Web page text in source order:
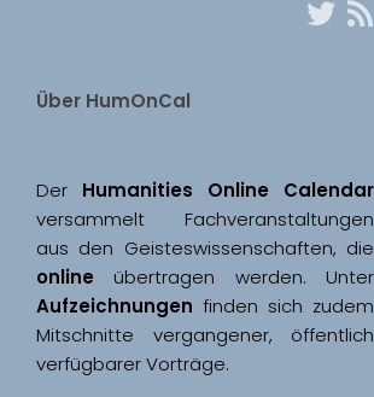
Über HumOnCal
Der
versammelt Fachveranstaltungen
online
Aufzeichnungen finden sich zudem
Mitschnitte vergangener, öffentlich